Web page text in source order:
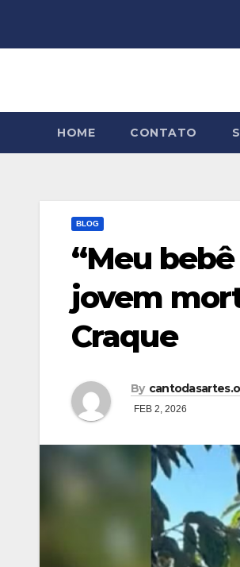
HOME CONTATO
BLOG
“Meu
jovem
Craque
By
FEB 2, 2026